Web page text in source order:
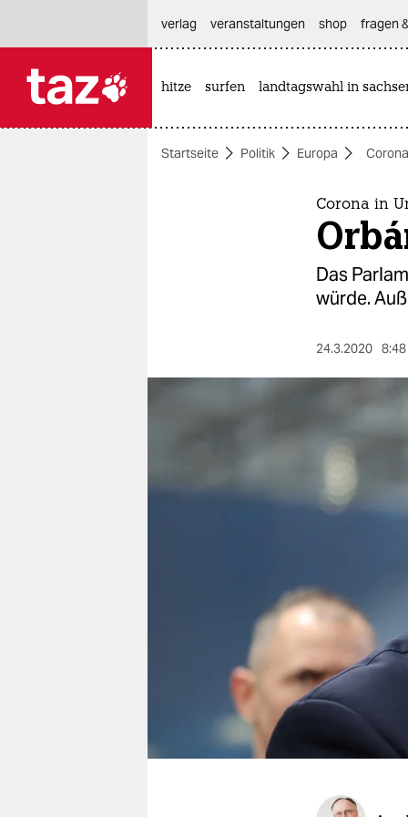
themen
berlin
wahrheit
fragen & hilfe
unterstützen
verlag
veranstaltungen shop fragen
hitze surfen landtagswahl in
Startseite Politik Europa
Corona in
Das
würde.
24.3.2020